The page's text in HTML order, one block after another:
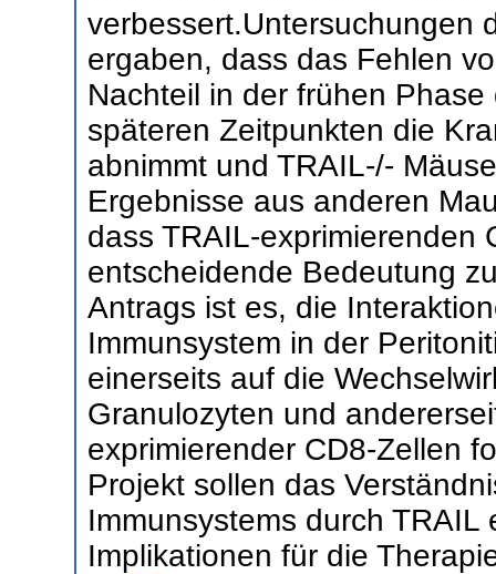
verbessert.Untersuchungen
ergaben, dass das Fehlen
Nachteil in der frühen
späteren Zeitpunkten die
abnimmt und TRAIL-/-
Ergebnisse aus anderen
dass TRAIL-exprimierenden
entscheidende Bedeutung
Antrags ist es, die
Immunsystem in der
einerseits auf die
Granulozyten und
exprimierender CD8-Zellen
Projekt sollen das
Immunsystems durch TRAIL
Implikationen für die